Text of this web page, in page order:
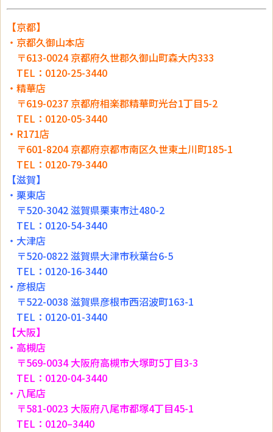
【京都】
・京都久御山本店
〒613-0024 京都府久世郡久御山町森大内333
TEL：0120-25-3440
・精華店
〒619-0237 京都府相楽郡精華町光台1丁目5-2
TEL：0120-05-3440
・R171店
〒601-8204 京都府京都市南区久世東土川町185-1
TEL：0120-79-3440
【滋賀】
・栗東店
〒520-3042 滋賀県栗東市辻480-2
TEL：0120-54-3440
・大津店
〒520-0822 滋賀県大津市秋葉台6-5
TEL：0120-16-3440
・彦根店
〒522-0038 滋賀県彦根市西沼波町163-1
TEL：0120-01-3440
【大阪】
・高槻店
〒569-0034 大阪府高槻市大塚町5丁目3-3
TEL：0120-04-3440
・八尾店
〒581-0023 大阪府八尾市都塚4丁目45-1
TEL：0120–3440